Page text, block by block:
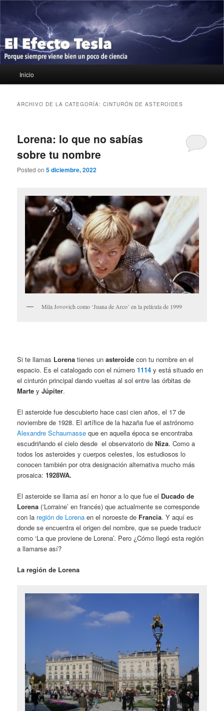
contenido
principal
contenido
secundario
El Efecto Tesla
Porque siempre viene bien un poco de ciencia
principal
Inicio
ARCHIVO DE LA CATEGORÍA:CINTURÓN DE ASTEROIDES
Lorena: lo que no sabías
sobre tu nombre
Posted on5 diciembre, 2022
Mila Jovovich como ‘Juana de Arco’ en la película de 1999
Si te llamas Lorena tienes unasteroide con tu nombre en el
espacio. Es el catalogado con el número1114 y está situado en
el cinturón principal dando vueltas al sol entre las órbitas de
Marte yJúpiter.
El asteroide fue descubierto hace casi cien años, el 17 de
noviembre de 1928. El artífice de la hazaña fue el astrónomo
Alexandre Schaumasse que en aquella época se encontraba
escudriñando el cielo desde el observatorio deNiza. Como a
todos los asteroides y cuerpos celestes, los estudiosos lo
conocen también por otra designación alternativa mucho más
prosaica:1928WA.
El asteroide se llama así en honor a lo que fue el Ducado de
Lorena (‘Lorraine’ en francés) que actualmente se corresponde
con la región de Lorena en el noroeste de Francia. Y aquí es
donde se encuentra el origen del nombre, que se puede traducir
como ‘La que proviene de Lorena’. Pero ¿Cómo llegó esta región
a llamarse así?
La región de Lorena